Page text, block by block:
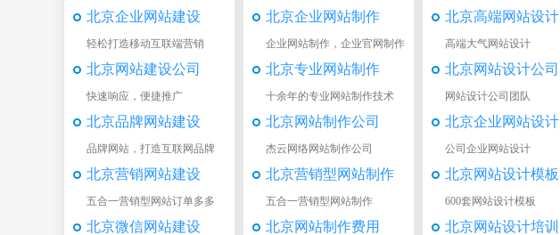
北京企业网站建设
轻松打造移动互联端营销
北京网站建设公司
快速响应，便捷推广
北京品牌网站建设
品牌网站，打造互联网品牌
北京营销网站建设
五合一营销型网站订单多多
北京微信网站建设
北京企业网站制作
企业网站制作，企业官网制作
北京专业网站制作
十余年的专业网站制作技术
北京网站制作公司
杰云网络网站制作公司
北京营销型网站制作
五合一营销型网站制作
北京网站制作费用
北京高端网站设计
高端大气网站设计
北京网站设计公司
网站设计公司团队
北京企业网站设计
公司企业网站设计
北京网站设计模板
600套网站设计模板
北京网站设计培训